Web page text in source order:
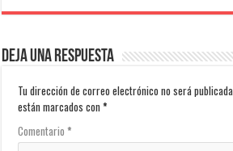
Deja una respuesta
Tu dirección de correo electrónico no será publicada.
están marcados con*
Comentario*